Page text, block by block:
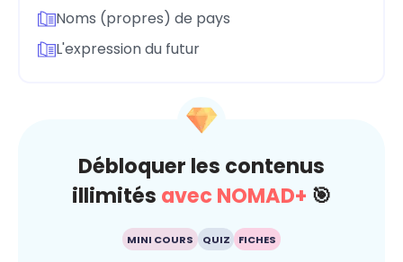
Noms (propres) de pays
L'expression du futur
Débloquer les contenus
illimités avec NOMAD+ 🎯
MINI COURS QUIZ FICHES